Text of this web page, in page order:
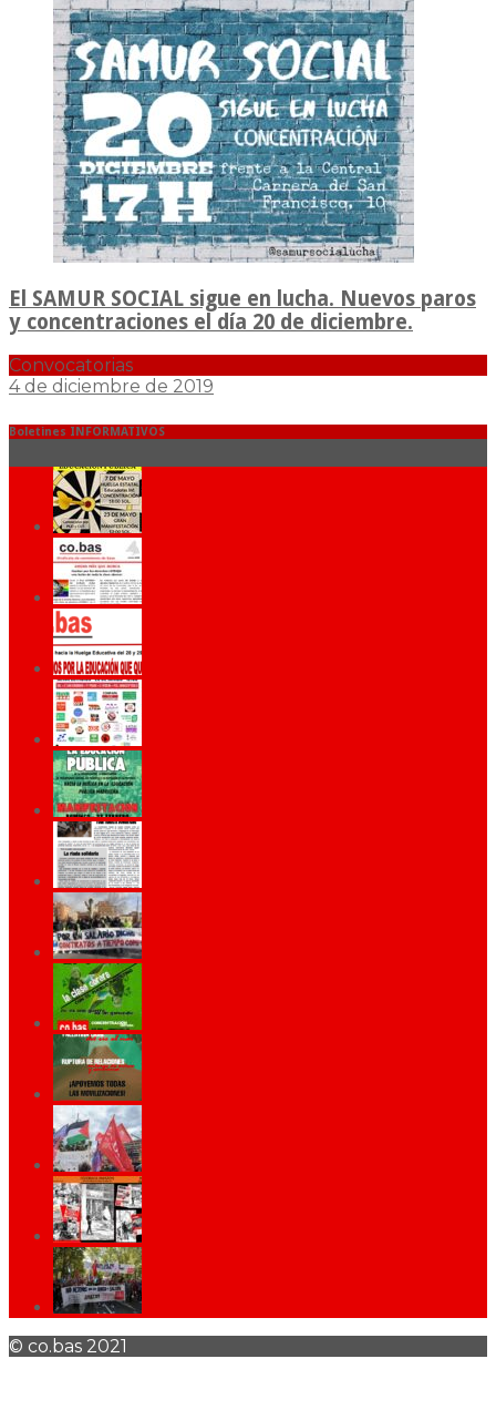
El SAMUR SOCIAL sigue en lucha. Nuevos paros
y concentraciones el día 20 de diciembre.
Convocatorias
4 de diciembre de 2019
Boletines INFORMATIVOS
© co.bas 2021